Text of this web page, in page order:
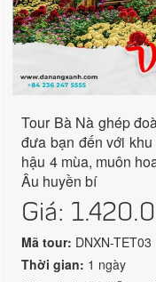
Tour Bà Nà ghép
đưa bạn đến với
hậu 4 mùa, muôn
Âu huyền bí
Giá:
Mã tour: DNXN-TET03
Thời gian: 1 ngày